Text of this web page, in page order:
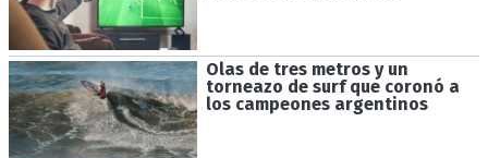
Olas de tres metros y un
torneazo de surf que coronó a
los campeones argentinos